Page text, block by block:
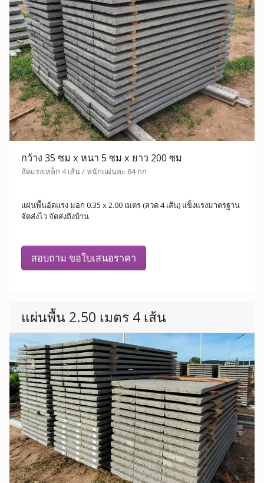
กว้าง 35 ซม x หนา 5 ซม x ยาว 200 ซม
อัดแรงเหล็ก 4 เส้น / หนักแผ่นละ 84 กก
แผ่นพื้นอัดแรง มอก 0.35 x 2.00 เมตร (ลวด 4 เส้น) แข็งแรงมาตรฐาน
จัดส่งไว จัดส่งถึงบ้าน
สอบถาม ขอใบเสนอราคา
แผ่นพื้น 2.50 เมตร 4 เส้น